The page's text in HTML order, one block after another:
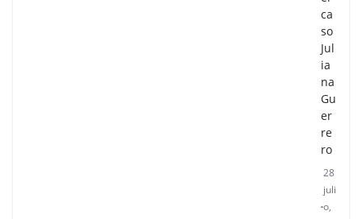
ca
so
Jul
ia
na
Gu
er
re
ro
28
juli
o,